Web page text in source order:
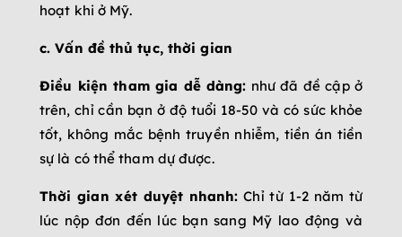
hoạt khi ở Mỹ.
c. Vấn đề thủ tục, thời gian
Điều kiện tham gia dễ dàng: như đã đề cập ở
trên, chỉ cần bạn ở độ tuổi 18-50 và có sức khỏe
tốt, không mắc bệnh truyền nhiễm, tiền án tiền
sự là có thể tham dự được.
Thời gian xét duyệt nhanh: Chỉ từ 1-2 năm từ
lúc nộp đơn đến lúc bạn sang Mỹ lao động và